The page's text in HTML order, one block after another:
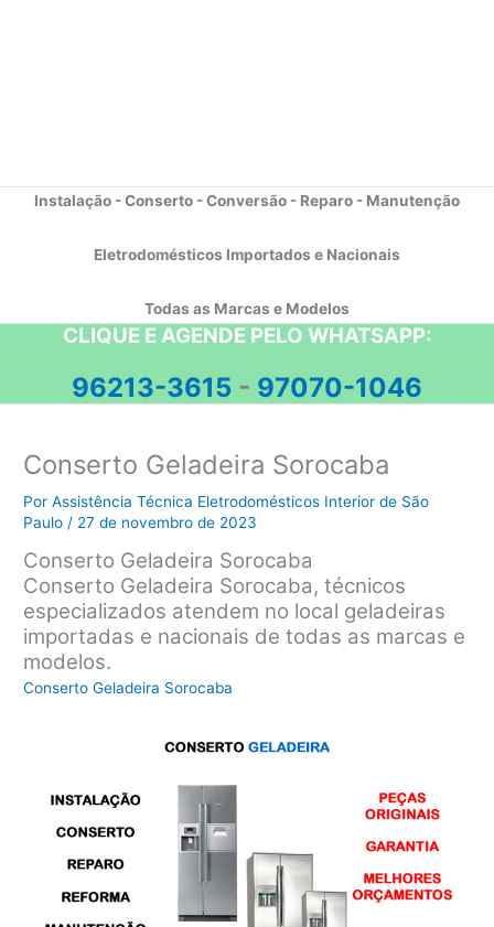
Instalação - Conserto - Conversão - Reparo - Manutenção
Eletrodomésticos Importados e Nacionais
Todas as Marcas e Modelos
CLIQUE E AGENDE PELO WHATSAPP:
96213-3615 - 97070-1046
Conserto Geladeira Sorocaba
PorAssistência Técnica Eletrodomésticos Interior de São
Paulo / 27 de novembro de 2023
Conserto Geladeira Sorocaba
Conserto Geladeira Sorocaba, técnicos
especializados atendem no local geladeiras
importadas e nacionais de todas as marcas e
modelos.
Conserto Geladeira Sorocaba